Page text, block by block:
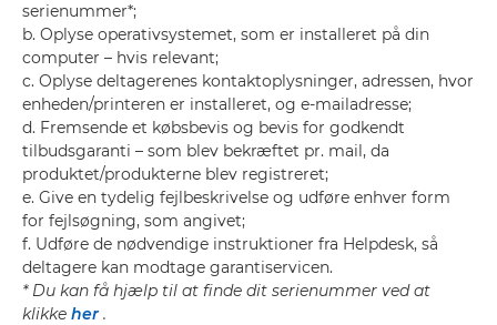
serienummer*;
b. Oplyse operativsystemet, som er installeret på din
computer – hvis relevant;
c. Oplyse deltagerenes kontaktoplysninger, adressen, hvor
enheden/printeren er installeret, og e-mailadresse;
d. Fremsende et købsbevis og bevis for godkendt
tilbudsgaranti – som blev bekræftet pr. mail, da
produktet/produkterne blev registreret;
e. Give en tydelig fejlbeskrivelse og udføre enhver form
for fejlsøgning, som angivet;
f. Udføre de nødvendige instruktioner fra Helpdesk, så
deltagere kan modtage garantiservicen.
* Du kan få hjælp til at finde dit serienummer ved at
klikke her.